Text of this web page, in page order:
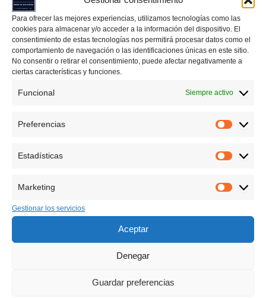
Para ofrecer las mejores experiencias, utilizamos tecnologías como las
cookies para almacenar y/o acceder a la información del dispositivo. El
consentimiento de estas tecnologías nos permitirá procesar datos como el
comportamiento de navegación o las identificaciones únicas en este sitio.
No consentir o retirar el consentimiento, puede afectar negativamente a
ciertas características y funciones.
Funcional Siempre activo
Preferencias
Estadísticas
Marketing
Gestionar los servicios
Aceptar
Denegar
Guardar preferencias
puede deducir por el contexto o por la forma verbal.
2. Núcleo del sujeto y del predicado
Elnúcleodel sujeto es generalmente unsustantivoo
pronombre, mientras que elnúcleodel predicado es siempre
. Identificar los núcleos es el primer paso en
cualquier análisis sintáctico.
Ejemplo:
3. Complementos del sujeto y del predicado
El análisis sintáctico también implica identificar los
complementosque acompañan al núcleo del sujeto y del
Complemento directo (CD): Indica sobre qué o quién